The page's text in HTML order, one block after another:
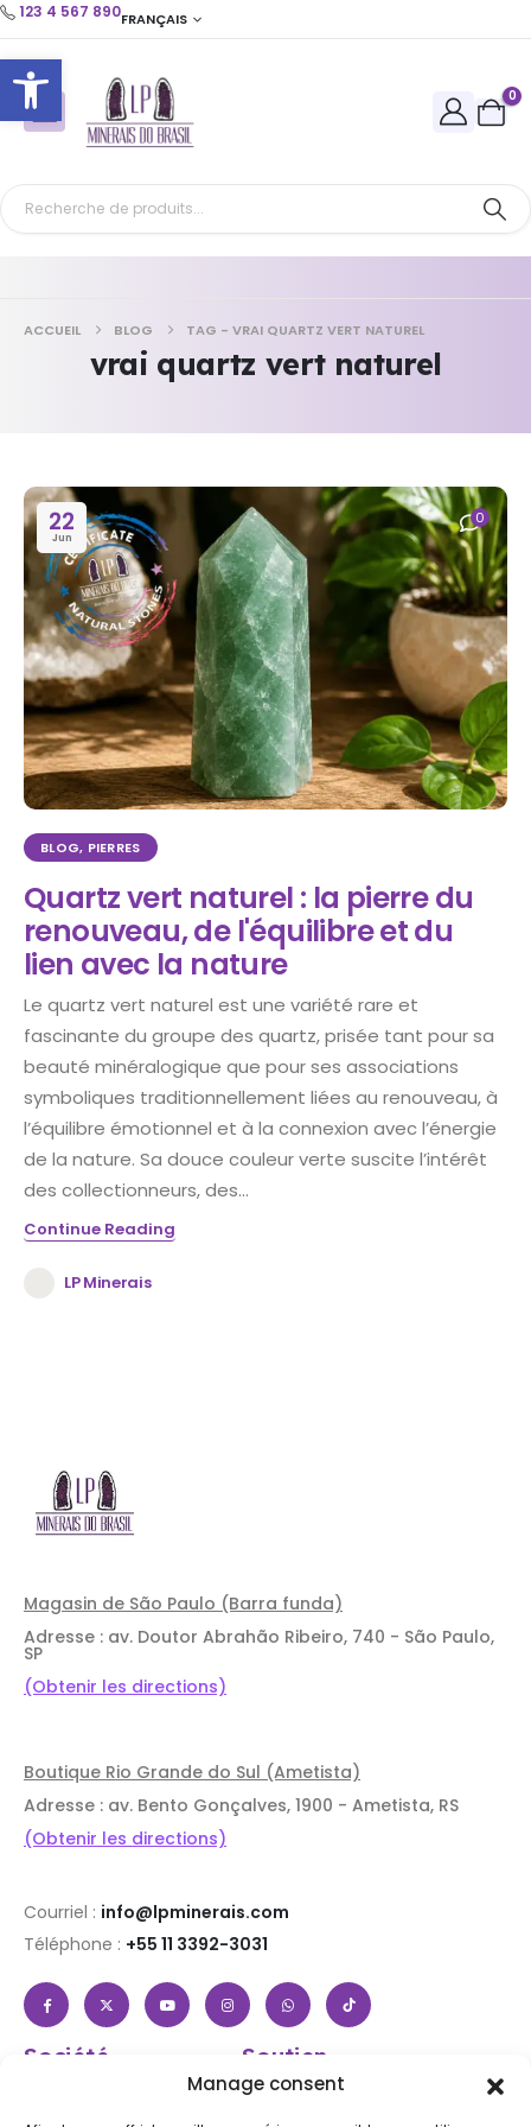
Ouvrir la barre d’outils
Manage consent
123 4 567 890FRANÇAIS
0
ACCUEIL BLOG TAG - VRAI QUARTZ VERT NATUREL
vrai quartz vert naturel
22
Jun
0
BLOG, PIERRES
Quartz vert naturel : la pierre du
renouveau, de l'équilibre et du
lien avec la nature
Le quartz vert naturel est une variété rare et
fascinante du groupe des quartz, prisée tant pour sa
beauté minéralogique que pour ses associations
symboliques traditionnellement liées au renouveau, à
l’équilibre émotionnel et à la connexion avec l’énergie
de la nature. Sa douce couleur verte suscite l’intérêt
des collectionneurs, des...
Continue Reading
LP Minerais
Magasin de São Paulo (Barra funda)
Adresse : av. Doutor Abrahão Ribeiro, 740 - São Paulo,
SP
(Obtenir les directions)
Boutique Rio Grande do Sul (Ametista)
Adresse : av. Bento Gonçalves, 1900 - Ametista, RS
(Obtenir les directions)
Courriel : info@lpminerais.com
Téléphone : +55 11 3392-3031
Société Soutien
Aide et FAQ